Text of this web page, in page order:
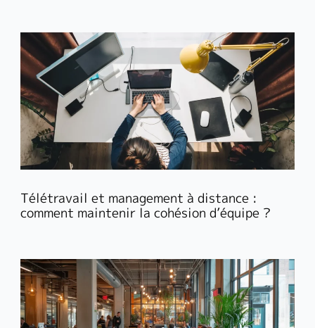
Télétravail et management à distance :
comment maintenir la cohésion d’équipe ?